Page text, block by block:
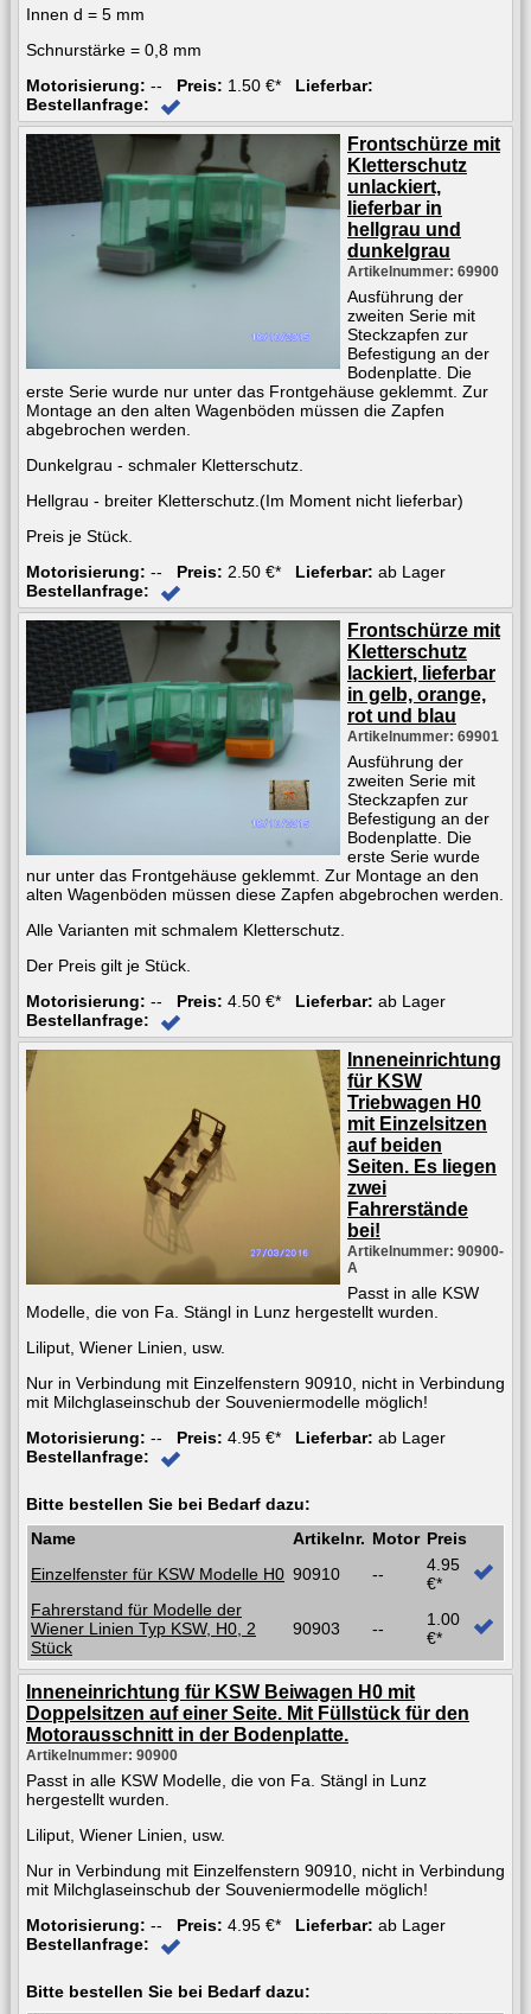
Innen d = 5 mm
Schnurstärke = 0,8 mm
Motorisierung: -- Preis: 1.50 €*
Lieferbar:
Bestellanfrage:
Frontschürze mit
Kletterschutz
unlackiert,
lieferbar in
hellgrau und
dunkelgrau
Artikelnummer: 69900
Ausführung der
zweiten Serie mit
Steckzapfen zur
Befestigung an der
Bodenplatte. Die
erste Serie wurde nur unter das Frontgehäuse geklemmt. Zur
Montage an den alten Wagenböden müssen die Zapfen
abgebrochen werden.
Dunkelgrau - schmaler Kletterschutz.
Hellgrau - breiter Kletterschutz.(Im Moment nicht lieferbar)
Preis je Stück.
Motorisierung: -- Preis: 2.50 €* Lieferbar: ab Lager
Bestellanfrage:
Frontschürze mit
Kletterschutz
lackiert, lieferbar
in gelb, orange,
rot und blau
Artikelnummer: 69901
Ausführung der
zweiten Serie mit
Steckzapfen zur
Befestigung an der
Bodenplatte. Die
erste Serie wurde
nur unter das Frontgehäuse geklemmt. Zur Montage an den
alten Wagenböden müssen diese Zapfen abgebrochen werden.
Alle Varianten mit schmalem Kletterschutz.
Der Preis gilt je Stück.
Motorisierung: -- Preis: 4.50 €* Lieferbar: ab Lager
Bestellanfrage:
Inneneinrichtung
für KSW
Triebwagen H0
mit Einzelsitzen
auf beiden
Seiten. Es liegen
zwei
Fahrerstände
bei!
Artikelnummer: 90900-
A
Passt in alle KSW
Modelle, die von Fa. Stängl in Lunz hergestellt wurden.
Liliput, Wiener Linien, usw.
Nur in Verbindung mit Einzelfenstern 90910, nicht in Verbindung
mit Milchglaseinschub der Souveniermodelle möglich!
Motorisierung: -- Preis: 4.95 €* Lieferbar: ab Lager
Bestellanfrage:
Bitte bestellen Sie bei Bedarf dazu:
Name
Artikelnr. Motor Preis
Einzelfenster für KSW Modelle H0 90910 --
4.95
€*
Fahrerstand für Modelle der
Wiener Linien Typ KSW, H0, 2
Stück
90903 --
1.00
€*
Inneneinrichtung für KSW Beiwagen H0 mit
Doppelsitzen auf einer Seite. Mit Füllstück für den
Motorausschnitt in der Bodenplatte.
Artikelnummer: 90900
Passt in alle KSW Modelle, die von Fa. Stängl in Lunz
hergestellt wurden.
Liliput, Wiener Linien, usw.
Nur in Verbindung mit Einzelfenstern 90910, nicht in Verbindung
mit Milchglaseinschub der Souveniermodelle möglich!
Motorisierung: -- Preis: 4.95 €* Lieferbar: ab Lager
Bestellanfrage:
Bitte bestellen Sie bei Bedarf dazu: